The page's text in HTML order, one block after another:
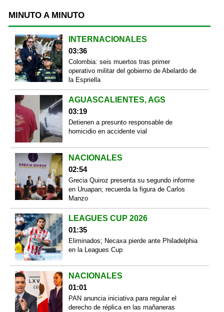
MINUTO A MINUTO
INTERNACIONALES
03:36
Colombia: seis muertos tras primer
operativo militar del gobierno de Abelardo de
la Espriella
AGUASCALIENTES, AGS
03:19
Detienen a presunto responsable de
homicidio en accidente vial
NACIONALES
02:54
Grecia Quiroz presenta su segundo informe
en Uruapan; recuerda la figura de Carlos
Manzo
LEAGUES CUP 2026
01:35
Eliminados; Necaxa pierde ante Philadelphia
en la Leagues Cup
NACIONALES
01:01
PAN anuncia iniciativa para regular el
derecho de réplica en las mañaneras